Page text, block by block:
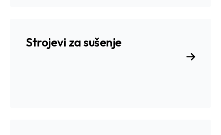
Strojevi za sušenje